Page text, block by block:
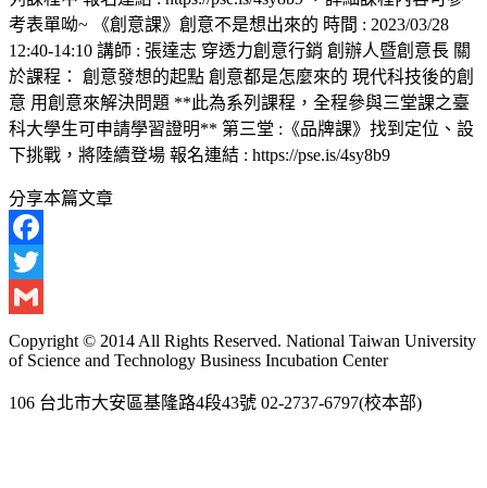
考表單呦~ 《創意課》創意不是想出來的 時間 : 2023/03/28
12:40-14:10 講師 : 張達志 穿透力創意行銷 創辦人暨創意長 關
於課程： 創意發想的起點 創意都是怎麼來的 現代科技後的創
意 用創意來解決問題 **此為系列課程，全程參與三堂課之臺
科大學生可申請學習證明** 第三堂 :《品牌課》找到定位、設
下挑戰，將陸續登場 報名連結 : https://pse.is/4sy8b9
分享本篇文章
Facebook
Twitter
Gmail
Copyright © 2014 All Rights Reserved. National Taiwan University
of Science and Technology Business Incubation Center
106 台北市大安區基隆路4段43號 02-2737-6797(校本部)